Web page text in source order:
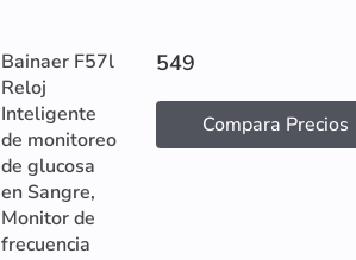
Bainaer F57l
Reloj
Inteligente
de monitoreo
de glucosa
en Sangre,
Monitor de
frecuencia
549
Compara Precios